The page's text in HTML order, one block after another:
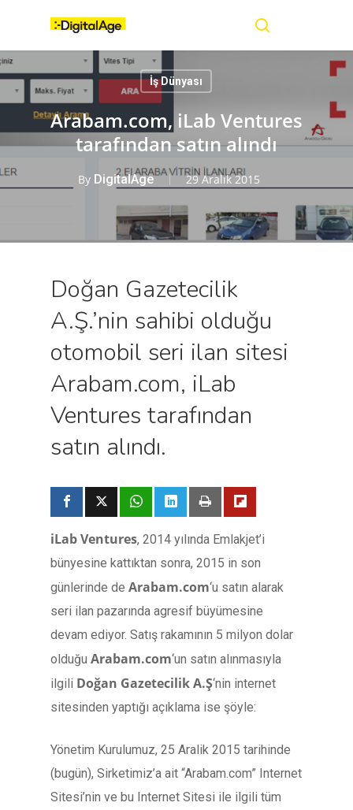
content
İş Dünyası
Arabam.com, iLab Ventures
tarafından satın alındı
By DigitalAge 29 Aralık 2015
Doğan Gazetecilik
A.Ş.’nin sahibi olduğu
otomobil seri ilan sitesi
Arabam.com, iLab
Ventures tarafından
satın alındı.
iLab Ventures, 2014 yılında Emlakjet’i
bünyesine kattıktan sonra, 2015 in son
günlerinde de Arabam.com‘u satın alarak
seri ilan pazarında agresif büyümesine
devam ediyor. Satış rakamının 5 milyon dolar
olduğu Arabam.com‘un satın alınmasıyla
ilgili Doğan Gazetecilik A.Ş‘nin internet
sitesinden yaptığı açıklama ise şöyle:
Yönetim Kurulumuz, 25 Aralik 2015 tarihinde
(bugün), Sirketimiz’a ait “Arabam.com” Internet
Sitesi’nin ve bu Internet Sitesi ile ilgili tüm